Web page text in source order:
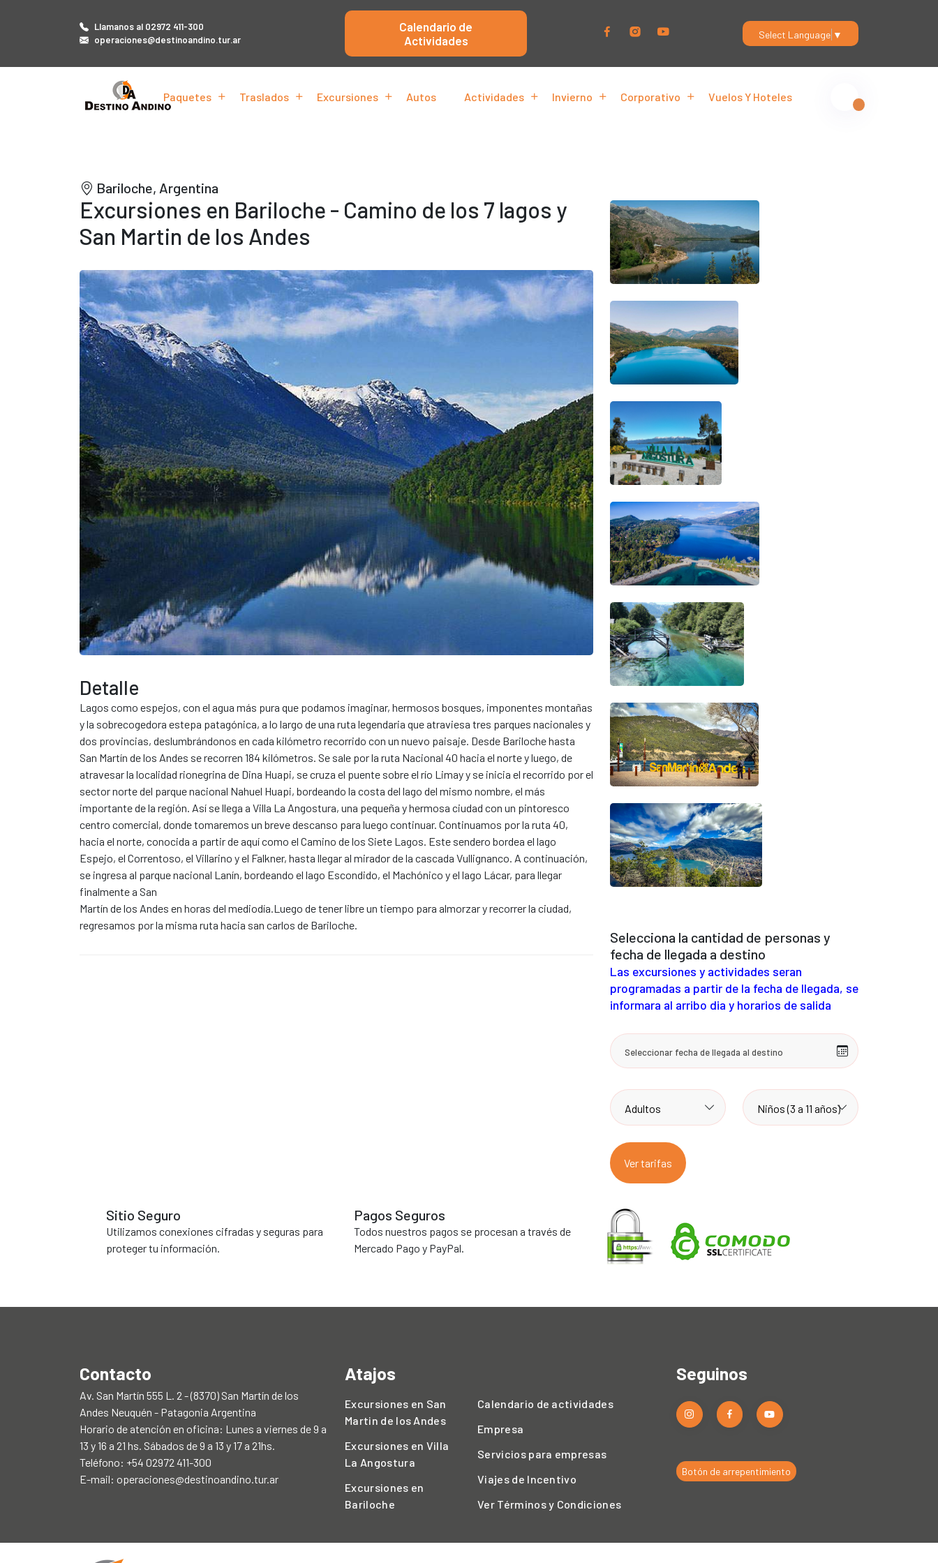
Llamanos al 02972 411-300
operaciones@destinoandino.tur.ar
Calendario de
Actividades
Select Language ▼
Paquetes Traslados Excursiones Autos Actividades Invierno Corporativo Vuelos Y Hoteles
Bariloche, Argentina
Excursiones en Bariloche - Camino de los 7 lagos y
San Martin de los Andes
Detalle
Lagos como espejos, con el agua más pura que podamos imaginar, hermosos bosques, imponentes montañas
y la sobrecogedora estepa patagónica, a lo largo de una ruta legendaria que atraviesa tres parques nacionales y
dos provincias, deslumbrándonos en cada kilómetro recorrido con un nuevo paisaje. Desde Bariloche hasta
San Martín de los Andes se recorren 184 kilómetros. Se sale por la ruta Nacional 40 hacia el norte y luego, de
atravesar la localidad rionegrina de Dina Huapi, se cruza el puente sobre el río Limay y se inicia el recorrido por el
sector norte del parque nacional Nahuel Huapi, bordeando la costa del lago del mismo nombre, el más
importante de la región. Así se llega a Villa La Angostura, una pequeña y hermosa ciudad con un pintoresco
centro comercial, donde tomaremos un breve descanso para luego continuar. Continuamos por la ruta 40,
hacia el norte, conocida a partir de aquí como el Camino de los Siete Lagos. Este sendero bordea el lago
Espejo, el Correntoso, el Villarino y el Falkner, hasta llegar al mirador de la cascada Vullignanco. A continuación,
se ingresa al parque nacional Lanín, bordeando el lago Escondido, el Machónico y el lago Lácar, para llegar
finalmente a San
Martín de los Andes en horas del mediodía.Luego de tener libre un tiempo para almorzar y recorrer la ciudad,
regresamos por la misma ruta hacia san carlos de Bariloche.
Selecciona la cantidad de personas y
fecha de llegada a destino
Las excursiones y actividades seran
programadas a partir de la fecha de llegada, se
informara al arribo dia y horarios de salida
Ver tarifas
Sitio Seguro
Utilizamos conexiones cifradas y seguras para
proteger tu información.
Pagos Seguros
Todos nuestros pagos se procesan a través de
Mercado Pago y PayPal.
Contacto
Av. San Martín 555 L. 2 - (8370) San Martín de los
Andes Neuquén - Patagonia Argentina
Horario de atención en oficina: Lunes a viernes de 9 a
13 y 16 a 21 hs. Sábados de 9 a 13 y 17 a 21hs.
Teléfono: +54 02972 411-300
E-mail: operaciones@destinoandino.tur.ar
Atajos
Excursiones en San
Martin de los Andes
Excursiones en Villa
La Angostura
Excursiones en
Bariloche
Calendario de actividades
Empresa
Servicios para empresas
Viajes de Incentivo
Ver Términos y Condiciones
Seguinos
Botón de arrepentimiento